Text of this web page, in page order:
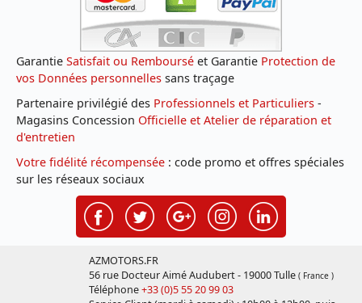
Garantie Satisfait ou Remboursé et Garantie Protection de
vos Données personnelles sans traçage
Partenaire privilégié des Professionnels et Particuliers -
Magasins Concession Officielle et Atelier de réparation et
d'entretien
Votre fidélité récompensée : code promo et offres spéciales
sur les réseaux sociaux
AZMOTORS.FR
56 rue Docteur Aimé Audubert - 19000 Tulle ( France )
Téléphone+33 (0)5 55 20 99 03